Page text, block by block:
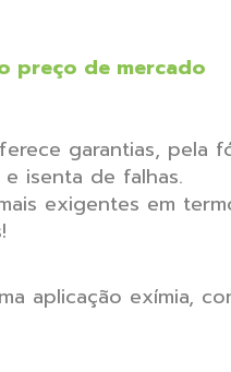
preço de mercado
garantias, pela
isenta de falhas.
exigentes em
aplicação exímia,